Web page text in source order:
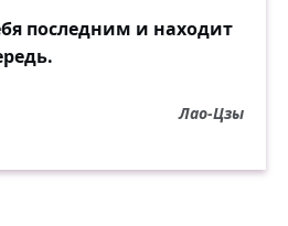
последним и находит
Лао-Цзы